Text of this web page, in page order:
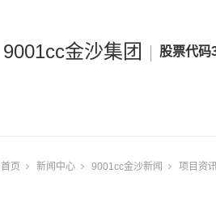
9001cc金沙集团
9001cc
集
股票代码
首页 新闻中心 9001cc金沙新闻 项目资